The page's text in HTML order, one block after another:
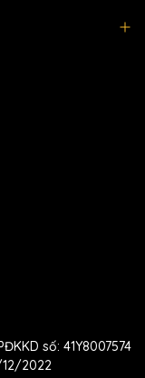
số: 41Y8007574
2022